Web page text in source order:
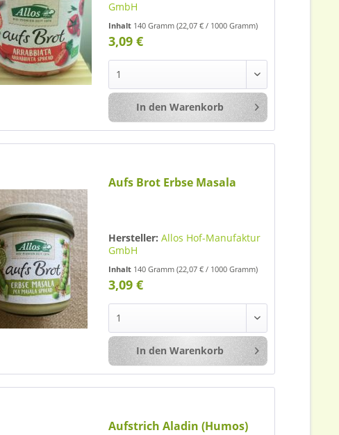
GmbH
Inhalt 140 Gramm(22,07 € / 1000 Gramm)
3,09 €
In den Warenkorb
Aufs Brot Erbse Masala
Hersteller: Allos Hof-Manufaktur
GmbH
Inhalt 140 Gramm(22,07 € / 1000 Gramm)
3,09 €
In den Warenkorb
Aufstrich Aladin (Humos)